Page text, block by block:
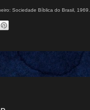
Sociedade Bíblica do Brasil, 1969.